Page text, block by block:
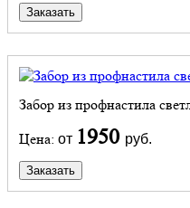
Заказать
Забор из профнастила
Цена: от 1950 руб.
Заказать